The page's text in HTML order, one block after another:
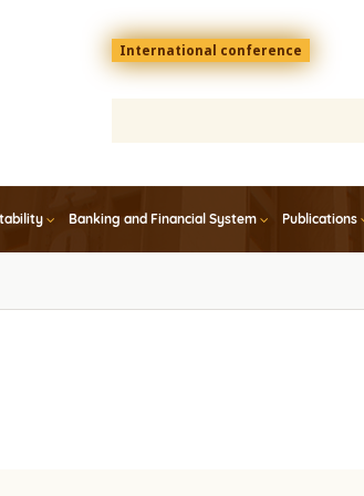
Menu
top
En
International conference
Banking and Financial System Publications